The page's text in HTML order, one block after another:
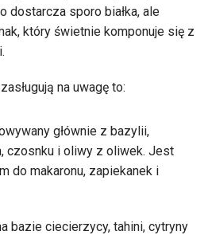
dostarcza sporo białka, ale
który świetnie komponuje się z
na uwagę to:
głównie z bazylii,
czosnku i oliwy z oliwek. Jest
do makaronu, zapiekanek i
bazie ciecierzycy, tahini, cytryny